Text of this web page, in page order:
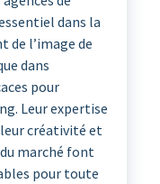
dans la
l’image de
dans
pour
Leur expertise
créativité et
marché font
pour toute